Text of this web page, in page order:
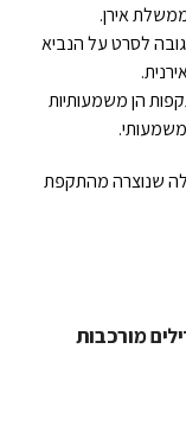
לסרט על הנביא
הן משמעותיות
שנוצרה מהתקפת
מורכבות